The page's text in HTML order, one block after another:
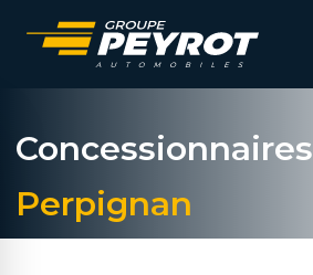
Concessionnaires
Perpignan